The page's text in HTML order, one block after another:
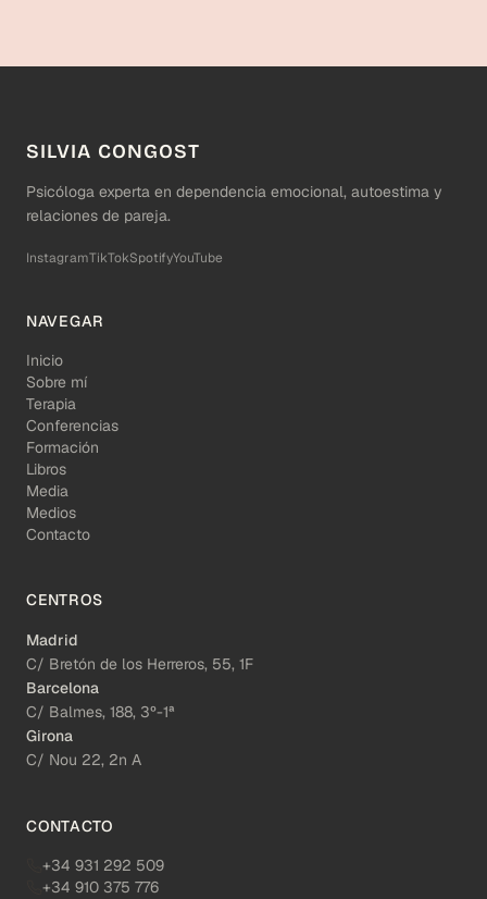
SILVIA CONGOST
Psicóloga experta en dependencia emocional, autoestima y
relaciones de pareja.
InstagramTikTokSpotifyYouTube
NAVEGAR
Inicio
Sobre mí
Terapia
Conferencias
Formación
Libros
Media
Medios
Contacto
CENTROS
Madrid
C/ Bretón de los Herreros, 55, 1F
Barcelona
C/ Balmes, 188, 3º-1ª
Girona
C/ Nou 22, 2n A
CONTACTO
+34 931 292 509
+34 910 375 776